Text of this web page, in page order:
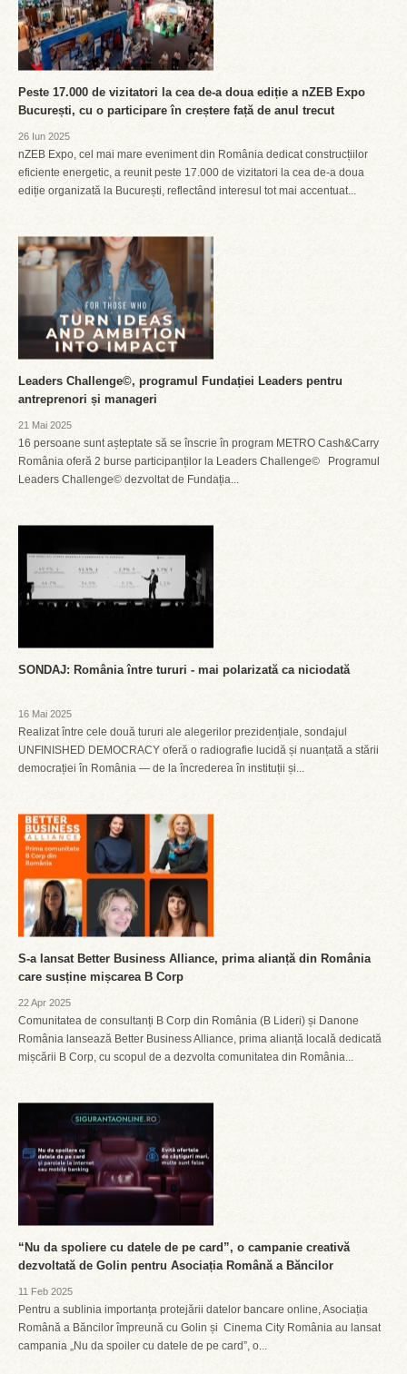
Peste 17.000 de vizitatori la cea de-a doua ediție a nZEB Expo
București, cu o participare în creștere față de anul trecut
26 Iun 2025
nZEB Expo, cel mai mare eveniment din România dedicat construcțiilor
eficiente energetic, a reunit peste 17.000 de vizitatori la cea de-a doua
ediție organizată la București, reflectând interesul tot mai accentuat...
Leaders Challenge©, programul Fundației Leaders pentru
antreprenori și manageri
21 Mai 2025
16 persoane sunt așteptate să se înscrie în program METRO Cash&Carry
România oferă 2 burse participanților la Leaders Challenge© Programul
Leaders Challenge© dezvoltat de Fundația...
SONDAJ: România între tururi - mai polarizată ca niciodată
16 Mai 2025
Realizat între cele două tururi ale alegerilor prezidențiale, sondajul
UNFINISHED DEMOCRACY oferă o radiografie lucidă și nuanțată a stării
democrației în România — de la încrederea în instituții și...
S-a lansat Better Business Alliance, prima alianță din România
care susține mișcarea B Corp
22 Apr 2025
Comunitatea de consultanți B Corp din România (B Lideri) și Danone
România lansează Better Business Alliance, prima alianță locală dedicată
mișcării B Corp, cu scopul de a dezvolta comunitatea din România...
“Nu da spoliere cu datele de pe card”, o campanie creativă
dezvoltată de Golin pentru Asociația Română a Băncilor
11 Feb 2025
Pentru a sublinia importanța protejării datelor bancare online, Asociația
Română a Băncilor împreună cu Golin și Cinema City România au lansat
campania „Nu da spoiler cu datele de pe card”, o...